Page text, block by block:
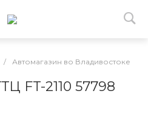
/ Автомагазин во Владивостоке
FT-2110 57798